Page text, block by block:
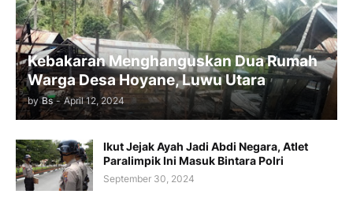
Kebakaran Menghanguskan Dua Rumah
Warga Desa Hoyane, Luwu Utara
by Bs - April 12, 2024
Ikut Jejak Ayah Jadi Abdi Negara, Atlet
Paralimpik Ini Masuk Bintara Polri
September 30, 2024